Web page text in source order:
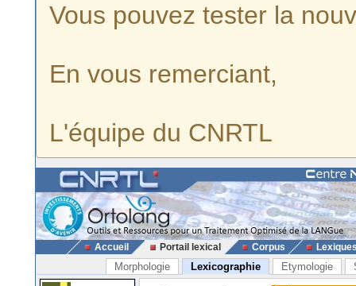
Vous pouvez tester la
En vous remerciant,
L'équipe du CNRTL
Accueil Portail lexical Corpus
Morphologie Lexicographie Etymologie